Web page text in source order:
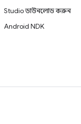
Studio ডাউনলোড করুন
Android NDK